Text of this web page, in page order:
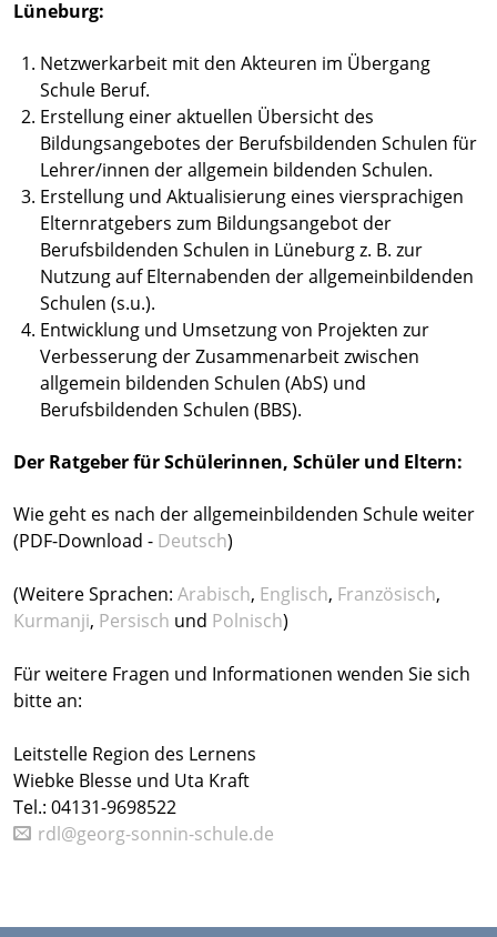
Lüneburg:
Netzwerkarbeit mit den Akteuren im Übergang
Schule Beruf.
Erstellung einer aktuellen Übersicht des
Bildungsangebotes der Berufsbildenden Schulen für
Lehrer/innen der allgemein bildenden Schulen.
Erstellung und Aktualisierung eines viersprachigen
Elternratgebers zum Bildungsangebot der
Berufsbildenden Schulen in Lüneburg z. B. zur
Nutzung auf Elternabenden der allgemeinbildenden
Schulen (s.u.).
Entwicklung und Umsetzung von Projekten zur
Verbesserung der Zusammenarbeit zwischen
allgemein bildenden Schulen (AbS) und
Berufsbildenden Schulen (BBS).
Der Ratgeber für Schülerinnen, Schüler und Eltern:
Wie geht es nach der allgemeinbildenden Schule weiter
(PDF-Download - Deutsch)
(Weitere Sprachen: Arabisch, Englisch, Französisch,
Kurmanji, Persisch und Polnisch)
Für weitere Fragen und Informationen wenden Sie sich
bitte an:
Leitstelle Region des Lernens
Wiebke Blesse und Uta Kraft
Tel.: 04131-9698522
rdl@georg-sonnin-schule.de